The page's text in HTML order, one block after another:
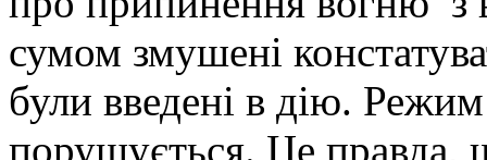
сумом змушені
були введені в дію.
порушується. Це правда,